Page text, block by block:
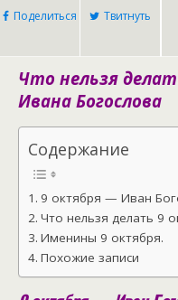
Поделиться Твитнуть
Что нельзя
Ивана Богослова
Содержание
9 октября — Иван
Что нельзя делать 9
Именины 9 октября.
Похожие записи